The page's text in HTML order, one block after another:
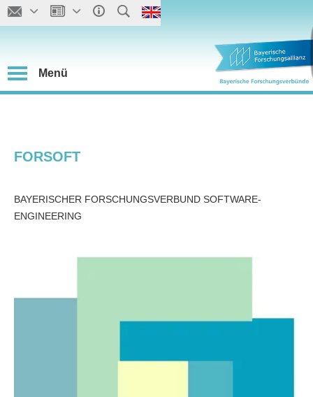
Menü
FORSOFT
BAYERISCHER FORSCHUNGSVERBUND SOFTWARE-
ENGINEERING